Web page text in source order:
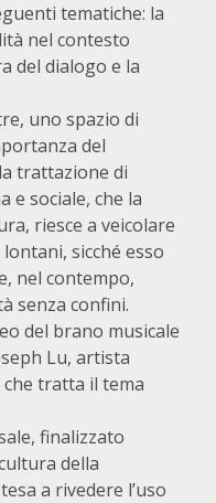
tematiche: la
nel contesto
del dialogo e la
uno spazio di
del
trattazione di
e sociale, che la
riesce a veicolare
sicché esso
nel contempo,
senza confini.
del brano musicale
Lu, artista
tratta il tema
finalizzato
della
a rivedere l’uso